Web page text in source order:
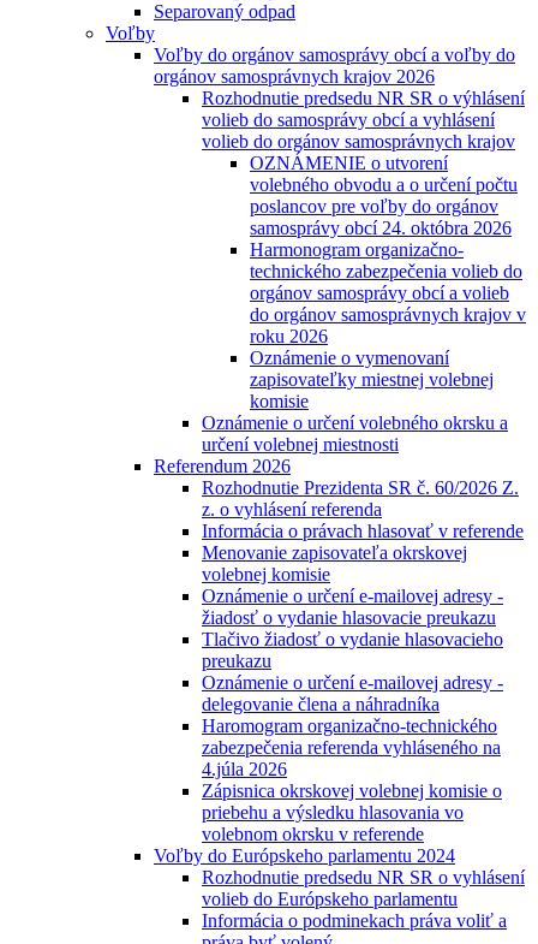
Separovaný odpad
Voľby
Voľby do orgánov samosprávy obcí a voľby do
orgánov samosprávnych krajov 2026
Rozhodnutie predsedu NR SR o výhlásení
volieb do samosprávy obcí a vyhlásení
volieb do orgánov samosprávnych krajov
OZNÁMENIE o utvorení
volebného obvodu a o určení počtu
poslancov pre voľby do orgánov
samosprávy obcí 24. októbra 2026
Harmonogram organizačno-
technického zabezpečenia volieb do
orgánov samosprávy obcí a volieb
do orgánov samosprávnych krajov v
roku 2026
Oznámenie o vymenovaní
zapisovateľky miestnej volebnej
komisie
Oznámenie o určení volebného okrsku a
určení volebnej miestnosti
Referendum 2026
Rozhodnutie Prezidenta SR č. 60/2026 Z.
z. o vyhlásení referenda
Informácia o právach hlasovať v referende
Menovanie zapisovateľa okrskovej
volebnej komisie
Oznámenie o určení e-mailovej adresy -
žiadosť o vydanie hlasovacie preukazu
Tlačivo žiadosť o vydanie hlasovacieho
preukazu
Oznámenie o určení e-mailovej adresy -
delegovanie člena a náhradníka
Haromogram organizačno-technického
zabezpečenia referenda vyhláseného na
4.júla 2026
Zápisnica okrskovej volebnej komisie o
priebehu a výsledku hlasovania vo
volebnom okrsku v referende
Voľby do Európskeho parlamentu 2024
Rozhodnutie predsedu NR SR o vyhlásení
volieb do Európskeho parlamentu
Informácia o podminekach práva voliť a